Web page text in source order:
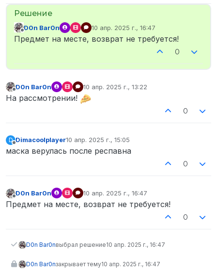
Не в сети
D0n Bar0n 10 апр. 2025 г., 16:47
отредактировано
Предмет на месте, возврат не требуется!
0
D0n Bar0n 10 апр. 2025 г., 13:22
отредактировано
На рассмотрении!
0
D Dimacoolplayer10 апр. 2025 г., 15:05
отредактировано
маска верулась после респавна
0
Не в сети
D0n Bar0n 10 апр. 2025 г., 16:47
отредактировано
Предмет на месте, возврат не требуется!
0
D0n Bar0nвыбрал решение10 апр. 2025 г., 16:47
D0n Bar0nзакрывает тему10 апр. 2025 г., 16:47